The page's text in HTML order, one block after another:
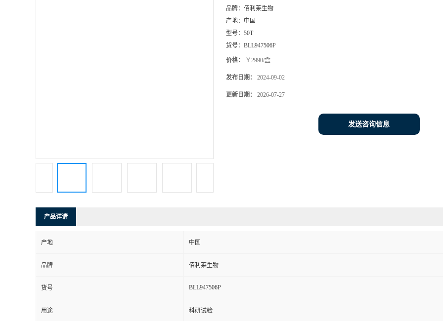
品牌： 佰利莱生物
产地： 中国
型号： 50T
货号： BLL947506P
价格： ￥2990/盒
发布日期： 2024-09-02
更新日期： 2026-07-27
发送咨询信息
产品详请
产地 中国
品牌 佰利莱生物
货号 BLL947506P
用途 科研试验